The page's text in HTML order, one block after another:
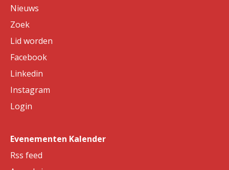
Nieuws
Zoek
Lid worden
Facebook
Linkedin
Instagram
Login
Evenementen Kalender
Rss feed